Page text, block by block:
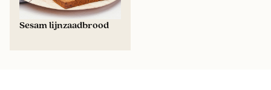
Sesam lijnzaadbrood